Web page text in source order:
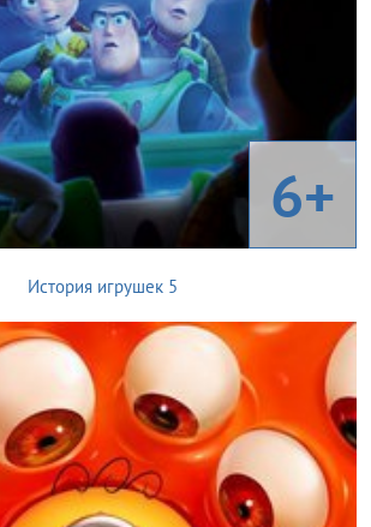
6+
История игрушек 5